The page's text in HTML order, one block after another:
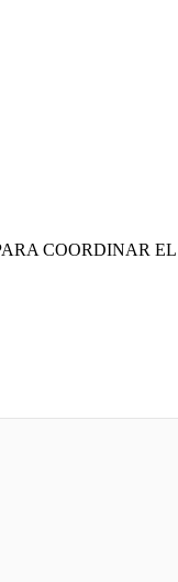
COORDINAR